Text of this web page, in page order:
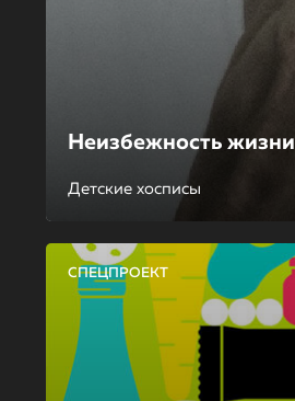
Неизбежность жизни
Детские хосписы
СПЕЦПРОЕКТ